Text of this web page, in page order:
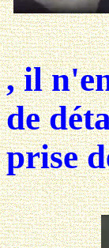
, il
de
prise